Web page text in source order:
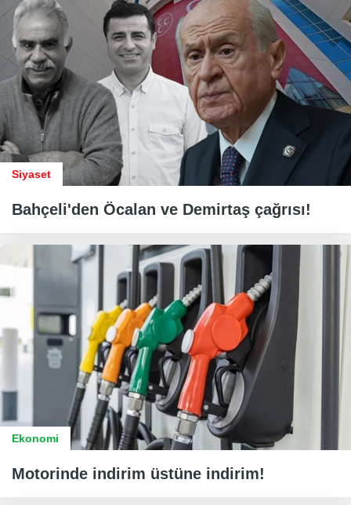
Siyaset
Bahçeli'den Öcalan ve Demirtaş çağrısı!
Ekonomi
Motorinde indirim üstüne indirim!